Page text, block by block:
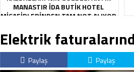
MANASTIR İDA BUTIK HOTEL
MISAFIRLERINDEN TAM NOT ALIYOR
Elektrik
Paylaş Paylaş